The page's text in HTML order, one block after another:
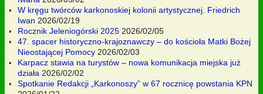
W kręgu twórców karkonoskiej kolonii artystycznej. Friedrich
Iwan 2026/02/19
Rocznik Jeleniogórski 2025 2026/02/05
47. spacer historyczno-krajoznawczy – do kościoła Matki Bożej
Nieostającej Pomocy 2026/02/03
Karpacz stawia na turystów – nowa komunikacja miejska już
działa 2026/02/02
Spotkanie Redakcji „Karkonoszy” w 67 rocznicę powstania KPN